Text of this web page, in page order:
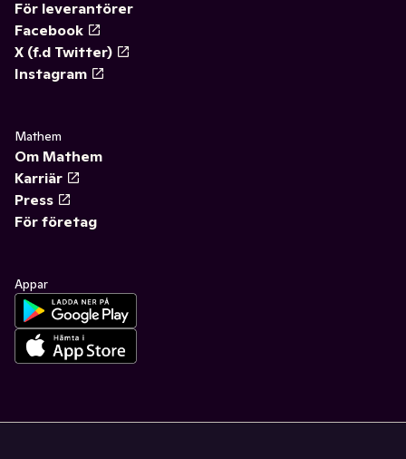
För leverantörer
Facebook
X (f.d Twitter)
Instagram
Mathem
Om Mathem
Karriär
Press
För företag
Appar